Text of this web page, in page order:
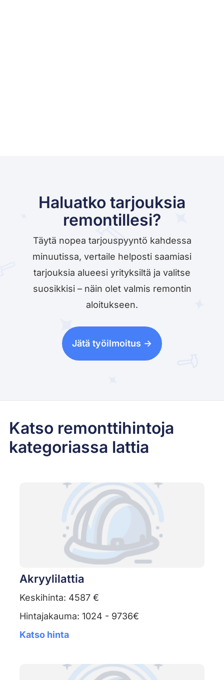
Haluatko tarjouksia
remontillesi?
Täytä nopea tarjouspyyntö kahdessa
minuutissa, vertaile helposti saamiasi
tarjouksia alueesi yrityksiltä ja valitse
suosikkisi – näin olet valmis remontin
aloitukseen.
Jätä työilmoitus ->
Katso remonttihintoja
kategoriassa lattia
Akryylilattia
Keskihinta: 4587 €
Hintajakauma: 1024 - 9736€
Katso hinta